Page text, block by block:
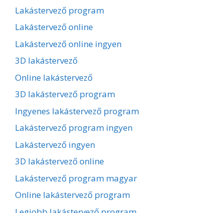
Lakástervező program
Lakástervező online
Lakástervező online ingyen
3D lakástervező
Online lakástervező
3D lakástervező program
Ingyenes lakástervező program
Lakástervező program ingyen
Lakástervező ingyen
3D lakástervező online
Lakástervező program magyar
Online lakástervező program